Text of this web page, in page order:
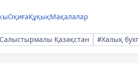
ОқиғаҚұқықМақалалар
Қазақстан #Халық